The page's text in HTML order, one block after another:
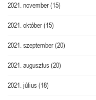
2021. november(15)
2021. október(15)
2021. szeptember(20)
2021. augusztus(20)
2021. július(18)